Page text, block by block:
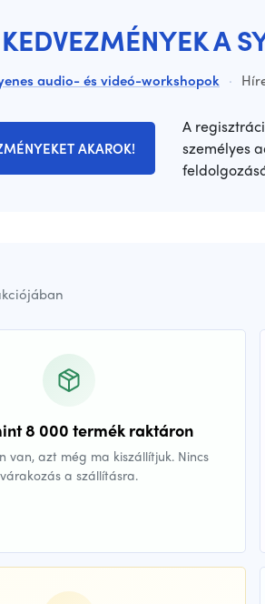
A
audio- és videó-workshopok ·
AKAROK!
A
személyes
8 000 termék raktáron
van, azt még ma kiszállítjuk. Nincs
várakozás a szállításra.